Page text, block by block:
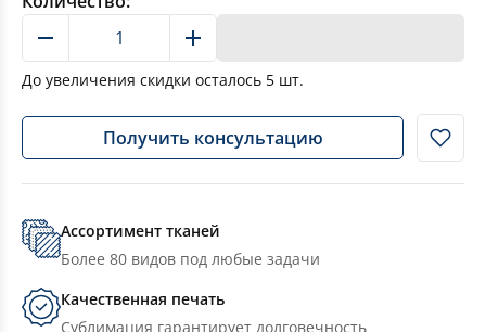
До увеличения скидки осталось 5 шт.
Получить консультацию
Ассортимент тканей
Более 80 видов под любые задачи
Качественная печать
Сублимация гарантирует долговечность